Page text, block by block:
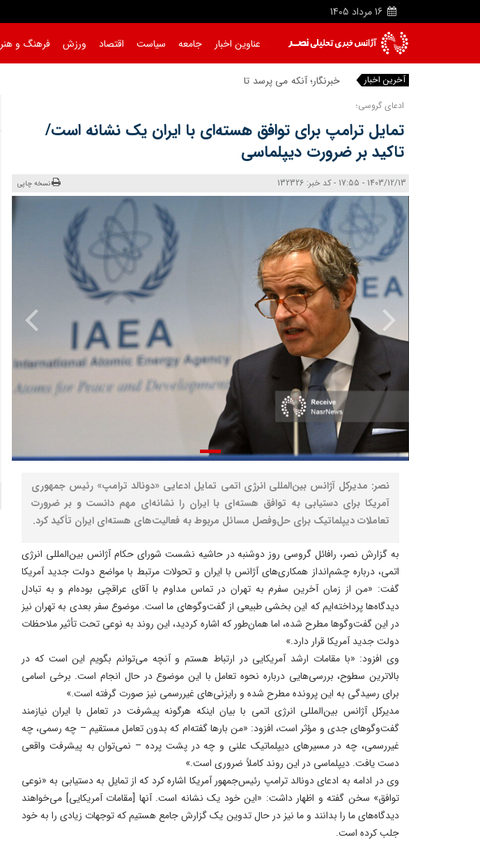
16 مرداد 1405
عناوین اخبار جامعه سیاست اقتصاد ورزش فرهنگ و هنر
آخرین اخبار
ادعای گروسی؛
تمایل ترامپ برای توافق هسته‌ای با ایران یک نشانه است/
تاکید بر ضرورت دیپلماسی
1403/12/13 - 17:55 - کد خبر: 132326 نسخه چاپی
نصر: مدیرکل آژانس بین‌المللی انرژی اتمی تمایل ادعایی «دونالد ترامپ» رئیس جمهوری
آمریکا برای دستیابی به توافق هسته‌ای با ایران را نشانه‌ای مهم دانست و بر ضرورت
تعاملات دیپلماتیک برای حل‌وفصل مسائل مربوط به فعالیت‌های هسته‌ای ایران تأکید کرد.
به گزارش نصر، رافائل گروسی روز دوشنبه در حاشیه نشست شورای حکام آژانس بین‌المللی انرژی
اتمی، درباره چشم‌انداز همکاری‌های آژانس با ایران و تحولات مرتبط با مواضع دولت جدید آمریکا
گفت: «من از زمان آخرین سفرم به تهران در تماس مداوم با آقای عراقچی بوده‌ام و به تبادل
دیدگاه‌ها پرداخته‌ایم که این بخشی طبیعی از گفت‌وگوهای ما است. موضوع سفر بعدی به تهران نیز
در این گفت‌وگوها مطرح شده، اما همان‌طور که اشاره کردید، این روند به نوعی تحت تأثیر ملاحظات
دولت جدید آمریکا قرار دارد.»
وی افزود: «با مقامات ارشد آمریکایی در ارتباط هستم و آنچه می‌توانم بگویم این است که در
بالاترین سطوح، بررسی‌هایی درباره نحوه تعامل با این موضوع در حال انجام است. برخی اسامی
برای رسیدگی به این پرونده مطرح شده و رایزنی‌های غیررسمی نیز صورت گرفته است.»
مدیرکل آژانس بین‌المللی انرژی اتمی با بیان اینکه هرگونه پیشرفت در تعامل با ایران نیازمند
گفت‌وگوهای جدی و مؤثر است، افزود: «من بارها گفته‌ام که بدون تعامل مستقیم – چه رسمی، چه
غیررسمی، چه در مسیرهای دیپلماتیک علنی و چه در پشت پرده – نمی‌توان به پیشرفت واقعی
دست یافت. دیپلماسی در این روند کاملاً ضروری است.»
وی در ادامه به ادعای دونالد ترامپ رئیس‌جمهور آمریکا اشاره کرد که از تمایل به دستیابی به «نوعی
توافق» سخن گفته و اظهار داشت: «این خود یک نشانه است. آنها [مقامات آمریکایی] می‌خواهند
دیدگاه‌های ما را بدانند و ما نیز در حال تدوین یک گزارش جامع هستیم که توجهات زیادی را به خود
جلب کرده است.